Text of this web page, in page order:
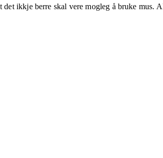
ikkje berre skal vere mogleg å bruke mus.